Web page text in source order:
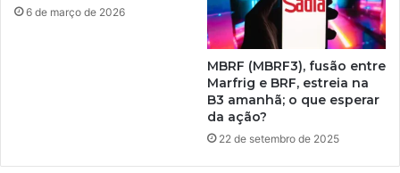
6 de março de 2026
MBRF (MBRF3), fusão entre
Marfrig e BRF, estreia na
B3 amanhã; o que esperar
da ação?
22 de setembro de 2025